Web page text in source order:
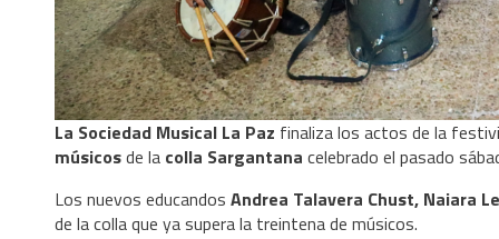
La Sociedad Musical La Paz finaliza los actos de la
músicosde la colla Sargantana celebrado el pasado
Los nuevos educandos Andrea Talavera Chust, Naiara
de la colla que ya supera la treintena de músicos.